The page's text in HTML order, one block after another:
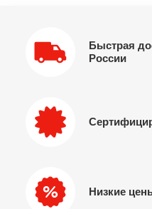
Быстрая
России
Низкие